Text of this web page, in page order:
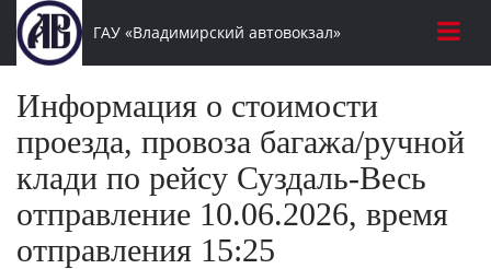
ГАУ «Владимирский автовокзал»
Информация о стоимости
проезда, провоза багажа/ручной
клади по рейсу Суздаль-Весь
отправление 10.06.2026, время
отправления 15:25